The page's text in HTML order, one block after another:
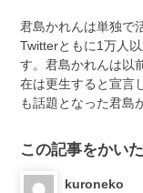
君島かれんは単独で
Twitterともに1万人
す。君島かれんは以
在は更生すると宣言
も話題となった君島
この記事をかい
kuroneko